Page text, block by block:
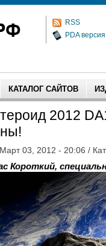
RSS
PDA версия
КАТАЛОГ САЙТОВ
2012
03, 2012 - 20:06 /
Короткий,